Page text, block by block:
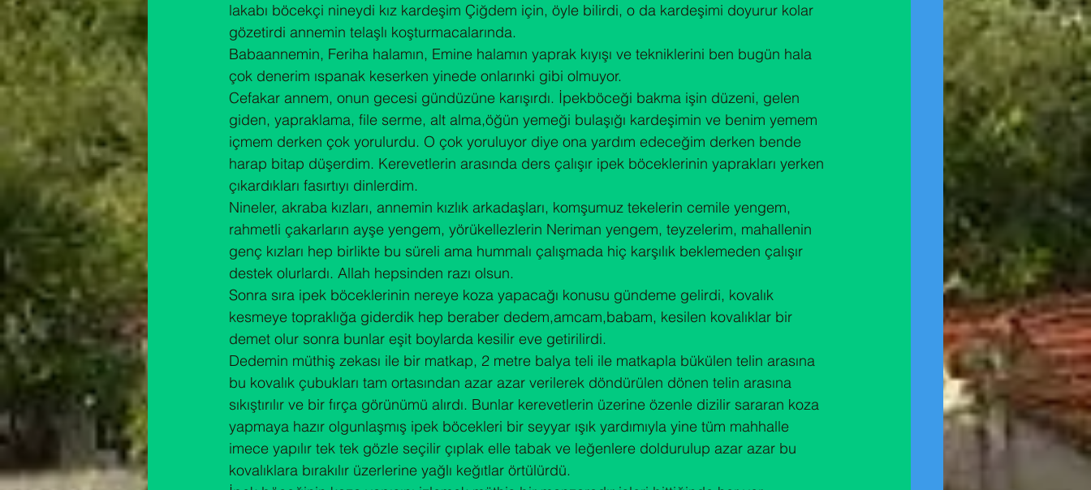
lakabı böcekçi nineydi kız kardeşim Çiğdem için, öyle bilirdi, o da kardeşimi doyurur kolar
gözetirdi annemin telaşlı koşturmacalarında.
Babaannemin, Feriha halamın, Emine halamın yaprak kıyışı ve tekniklerini ben bugün hala
çok denerim ıspanak keserken yinede onlarınki gibi olmuyor.
Cefakar annem, onun gecesi gündüzüne karışırdı. İpekböceği bakma işin düzeni, gelen
giden, yapraklama, file serme, alt alma,öğün yemeği bulaşığı kardeşimin ve benim yemem
içmem derken çok yorulurdu. O çok yoruluyor diye ona yardım edeceğim derken bende
harap bitap düşerdim. Kerevetlerin arasında ders çalışır ipek böceklerinin yaprakları yerken
çıkardıkları fasırtıyı dinlerdim.
Nineler, akraba kızları, annemin kızlık arkadaşları, komşumuz tekelerin cemile yengem,
rahmetli çakarların ayşe yengem, yörükellezlerin Neriman yengem, teyzelerim, mahallenin
genç kızları hep birlikte bu süreli ama hummalı çalışmada hiç karşılık beklemeden çalışır
destek olurlardı. Allah hepsinden razı olsun.
Sonra sıra ipek böceklerinin nereye koza yapacağı konusu gündeme gelirdi, kovalık
kesmeye topraklığa giderdik hep beraber dedem,amcam,babam, kesilen kovalıklar bir
demet olur sonra bunlar eşit boylarda kesilir eve getirilirdi.
Dedemin müthiş zekası ile bir matkap, 2 metre balya teli ile matkapla bükülen telin arasına
bu kovalık çubukları tam ortasından azar azar verilerek döndürülen dönen telin arasına
sıkıştırılır ve bir fırça görünümü alırdı. Bunlar kerevetlerin üzerine özenle dizilir sararan koza
yapmaya hazır olgunlaşmış ipek böcekleri bir seyyar ışık yardımıyla yine tüm mahhalle
imece yapılır tek tek gözle seçilir çıplak elle tabak ve leğenlere doldurulup azar azar bu
kovalıklara bırakılır üzerlerine yağlı keğıtlar örtülürdü.